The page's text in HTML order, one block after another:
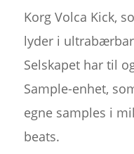
Korg Volca Kick,
lyder i
Selskapet har til
Sample-enhet,
egne samples i
beats.